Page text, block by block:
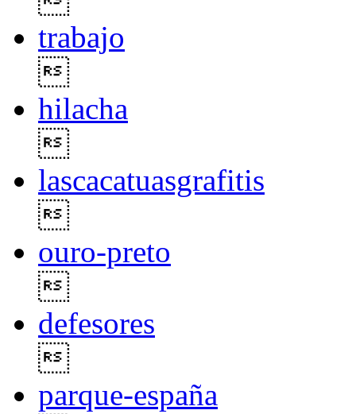
trabajo
hilacha
lascacatuasgrafitis
ouro-preto
defesores
parque-españa